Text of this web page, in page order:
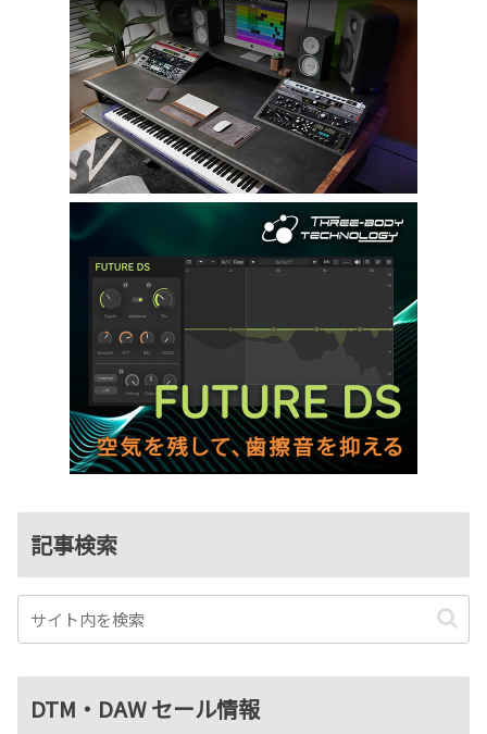
記事検索
DTM・DAW セール情報